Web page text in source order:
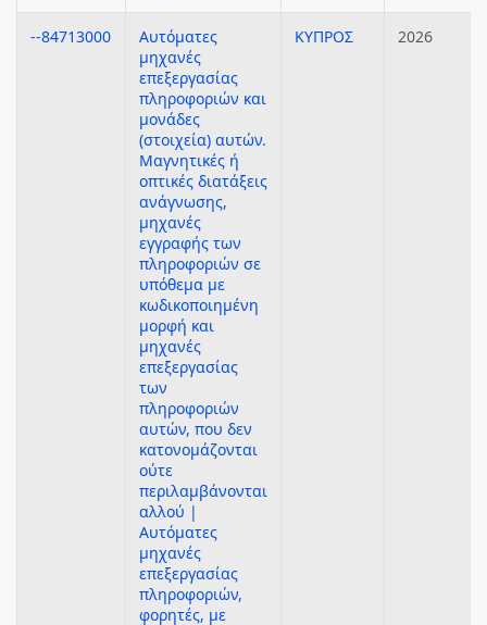
--84713000
Αυτόματες
μηχανές
επεξεργασίας
πληροφοριών και
μονάδες
(στοιχεία) αυτών.
Μαγνητικές ή
οπτικές διατάξεις
ανάγνωσης,
μηχανές
εγγραφής των
πληροφοριών σε
υπόθεμα με
κωδικοποιημένη
μορφή και
μηχανές
επεξεργασίας
των
πληροφοριών
αυτών, που δεν
κατονομάζονται
ούτε
περιλαμβάνονται
αλλού |
Αυτόματες
μηχανές
επεξεργασίας
πληροφοριών,
φορητές, με
ΚΥΠΡΟΣ 2026